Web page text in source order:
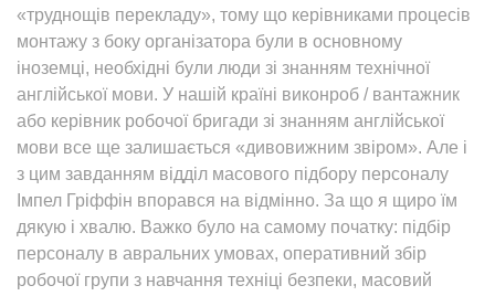
«труднощів перекладу», тому що керівниками процесів
монтажу з боку організатора були в основному
іноземці, необхідні були люди зі знанням технічної
англійської мови. У нашій країні виконроб / вантажник
або керівник робочої бригади зі знанням англійської
мови все ще залишається «дивовижним звіром». Але і
з цим завданням відділ масового підбору персоналу
Імпел Гріффін впорався на відмінно. За що я щиро їм
дякую і хвалю. Важко було на самому початку: підбір
персоналу в авральних умовах, оперативний збір
робочої групи з навчання техніці безпеки, масовий